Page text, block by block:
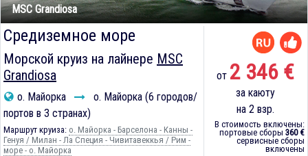
MSC Grandiosa
Средиземное море
Морской круиз на лайнере MSC
Grandiosa
о. Майорка
о. Майорка (6 городов/
портов в 3 странах)
Маршрут круиза: о. Майорка - Барселона - Канны -
Генуя / Милан - Ла Специя - Чивитавеккья / Рим -
море - о. Майорка
от 2 346 €
за каюту
на 2 взр.
В стоимость включены:
портовые сборы 360 €
сервисные сборы
включены